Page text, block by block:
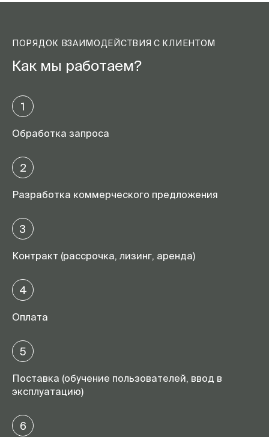
ПОРЯДОК ВЗАИМОДЕЙСТВИЯ С КЛИЕНТОМ
Как мы работаем?
1
Обработка запроса
2
Разработка коммерческого предложения
3
Контракт (рассрочка, лизинг, аренда)
4
Оплата
5
Поставка (обучение пользователей, ввод в
эксплуатацию)
6